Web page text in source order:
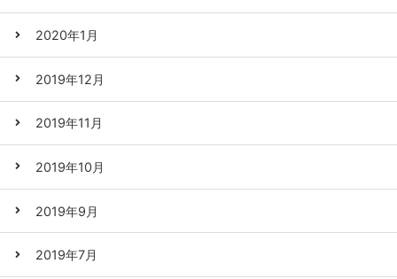
2020年1月
2019年12月
2019年11月
2019年10月
2019年9月
2019年7月